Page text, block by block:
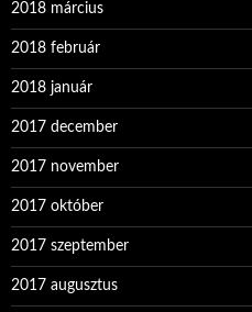
2018 március
2018 február
2018 január
2017 december
2017 november
2017 október
2017 szeptember
2017 augusztus